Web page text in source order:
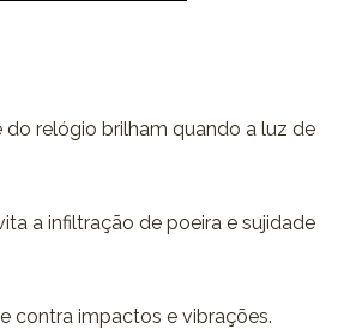
do relógio brilham quando a luz de
a infiltração de poeira e sujidade
contra impactos e vibrações.